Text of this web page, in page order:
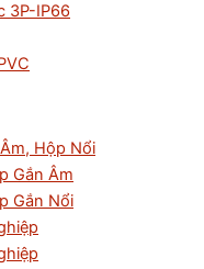
3P-IP66
Hộp Nổi
Gắn Âm
Gắn Nổi